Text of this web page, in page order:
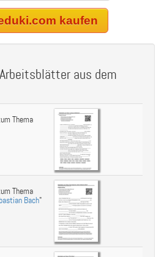
kaufen
aus dem
Thema
Thema
Bach"